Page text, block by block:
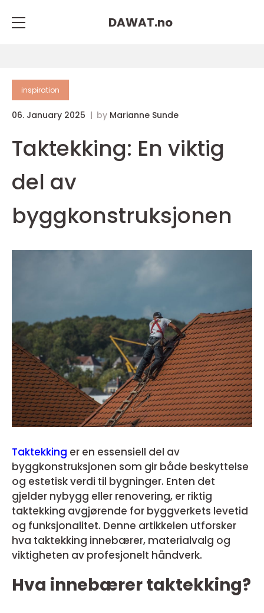
DAWAT.no
inspiration
06. January 2025 by Marianne Sunde
Taktekking: En viktig
del av
byggkonstruksjonen
Taktekking er en essensiell del av
byggkonstruksjonen som gir både beskyttelse
og estetisk verdi til bygninger. Enten det
gjelder nybygg eller renovering, er riktig
taktekking avgjørende for byggverkets levetid
og funksjonalitet. Denne artikkelen utforsker
hva taktekking innebærer, materialvalg og
viktigheten av profesjonelt håndverk.
Hva innebærer taktekking?